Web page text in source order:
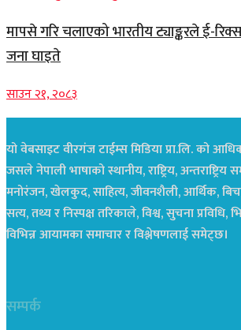
मापसे गरि चलाएको भारतीय ट्याङ्करले ई-
जना घाइते
साउन २१, २०८३
यो वेबसाइट वीरगंज टाईम्स मिडिया प्रा.लि. को
जसले नेपाली भाषाको स्थानीय, राष्ट्रिय,
मनोरंजन, खेलकुद, साहित्य, जीवनशैली, आर्थिक,
सत्य, तथ्य र निस्पक्ष तरिकाले, विश्व, सुचना प्रविधि,
विभिन्न आयामका समाचार र विश्लेषणलाई समेट्छ।
सम्पर्क